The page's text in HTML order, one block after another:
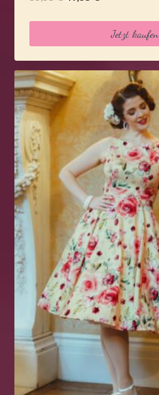
war:
ist:
47,95 €.
Jetzt kaufen